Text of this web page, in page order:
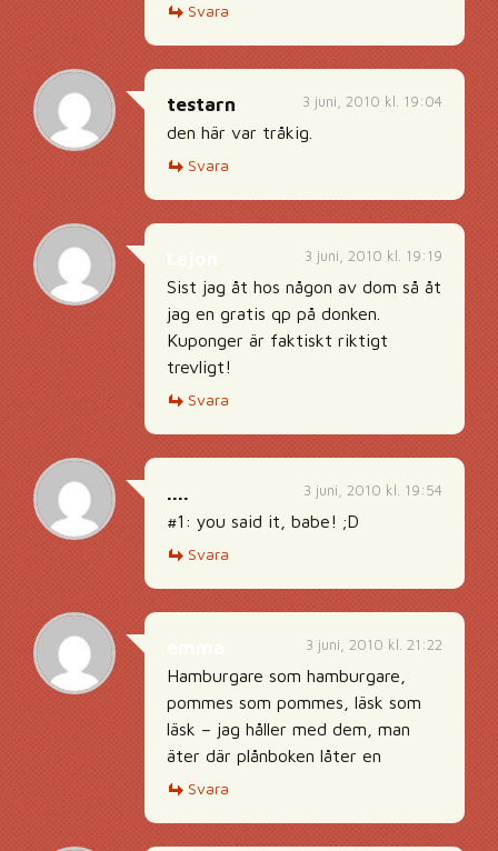
Svara
3 juni, 2010 kl. 19:04
testarn
den här var tråkig.
Svara
3 juni, 2010 kl. 19:19
Sist jag åt hos någon av dom så åt
jag en gratis qp på donken.
Kuponger är faktiskt riktigt
trevligt!
Svara
3 juni, 2010 kl. 19:54
....
#1: you said it, babe! ;D
Svara
3 juni, 2010 kl. 21:22
Hamburgare som hamburgare,
pommes som pommes, läsk som
läsk – jag håller med dem, man
äter där plånboken låter en
Svara